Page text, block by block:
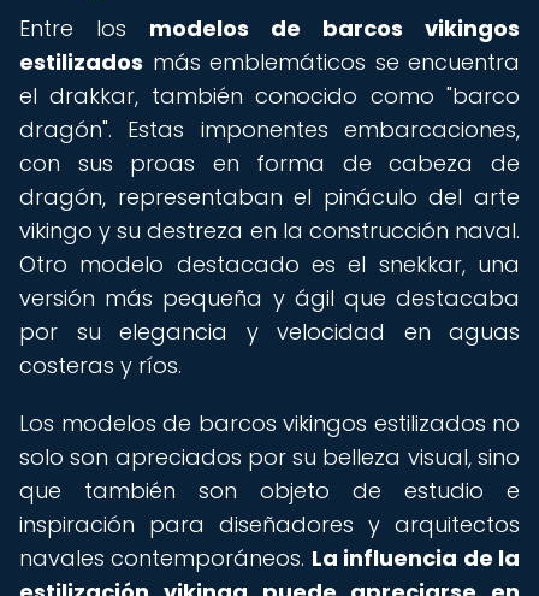
Entre los modelos de barcos vikingos
estilizados más emblemáticos se encuentra
el drakkar, también conocido como "barco
dragón". Estas imponentes embarcaciones,
con sus proas en forma de cabeza de
dragón, representaban el pináculo del arte
vikingo y su destreza en la construcción naval.
Otro modelo destacado es el snekkar, una
versión más pequeña y ágil que destacaba
por su elegancia y velocidad en aguas
costeras y ríos.
Los modelos de barcos vikingos estilizados no
solo son apreciados por su belleza visual, sino
que también son objeto de estudio e
inspiración para diseñadores y arquitectos
navales contemporáneos. La influencia de la